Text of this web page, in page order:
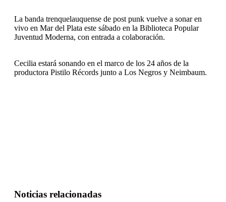
La banda trenquelauquense de post punk vuelve a sonar en
vivo en Mar del Plata este sábado en la Biblioteca Popular
Juventud Moderna, con entrada a colaboración.
Cecilia estará sonando en el marco de los 24 años de la
productora Pistilo Récords junto a Los Negros y Neimbaum.
Noticias relacionadas